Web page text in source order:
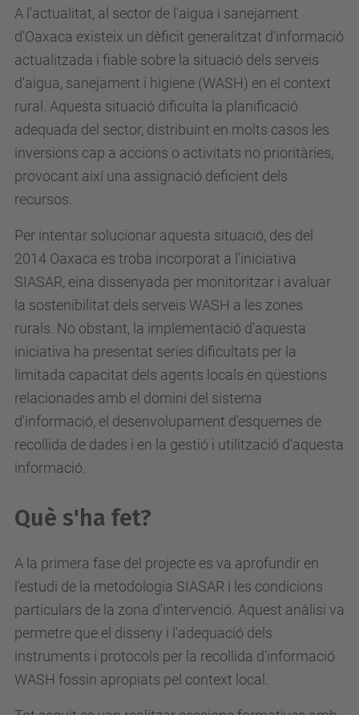
rics
Consent
Manage
ment
Platform
A l'actualitat, al sector de l'aigua i sanejament
d'Oaxaca existeix un dèficit generalitzat d'informació
actualitzada i fiable sobre la situació dels serveis
d'aigua, sanejament i higiene (WASH) en el context
rural. Aquesta situació dificulta la planificació
adequada del sector, distribuint en molts casos les
inversions cap a accions o activitats no prioritàries,
provocant així una assignació deficient dels
recursos.
Per intentar solucionar aquesta situació, des del
2014 Oaxaca es troba incorporat a l'iniciativa
SIASAR, eina dissenyada per monitoritzar i avaluar
la sostenibilitat dels serveis WASH a les zones
rurals. No obstant, la implementació d'aquesta
iniciativa ha presentat series dificultats per la
limitada capacitat dels agents locals en qüestions
relacionades amb el domini del sistema
d'informació, el desenvolupament d'esquemes de
recollida de dades i en la gestió i utilització d'aquesta
informació.
Què s'ha fet?
A la primera fase del projecte es va aprofundir en
l'estudi de la metodologia SIASAR i les condicions
particulars de la zona d'intervenció. Aquest anàlisi va
permetre que el disseny i l'adequació dels
instruments i protocols per la recollida d'informació
WASH fossin apropiats pel context local.